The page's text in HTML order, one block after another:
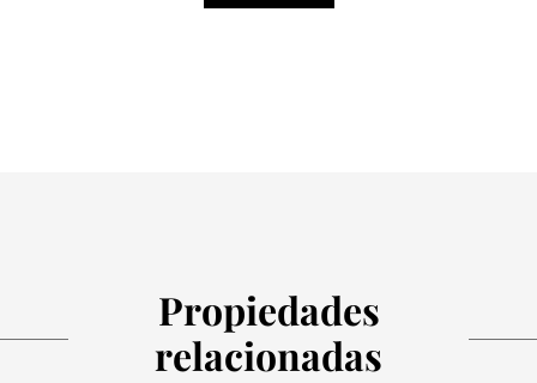
Propiedades
relacionadas